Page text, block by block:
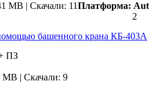
MB | Скачали: 11Платформа:
2
башенного крана КБ-403А
ПЗ
MB | Скачали: 9